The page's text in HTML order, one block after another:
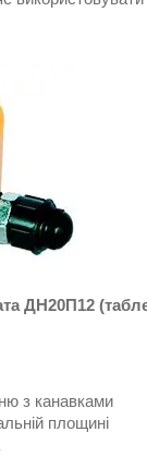
ДН20П12
з канавками
площині